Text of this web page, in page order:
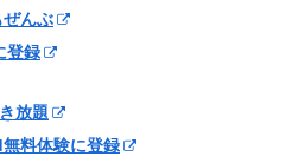
んぶ
登録
放題
料体験に登録